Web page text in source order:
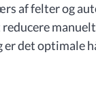
af felter og
manuelt
er det optimale